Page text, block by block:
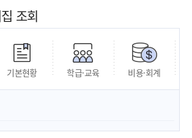
조회
기본현황 학급·교육 비용·회계